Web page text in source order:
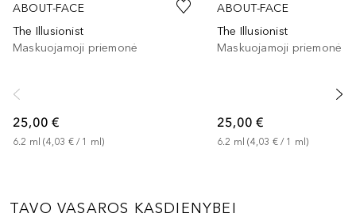
ABOUT-FACE
The Illusionist
Maskuojamoji priemonė
25,00 €
6.2 ml (4,03 € / 1 ml)
ABOUT-FACE
The Illusionist
Maskuojamoji priemonė
25,00 €
6.2 ml (4,03 € / 1 ml)
TAVO VASAROS KASDIENYBEI